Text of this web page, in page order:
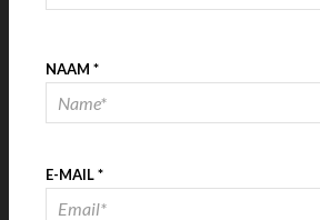
NAAM *
E-MAIL*